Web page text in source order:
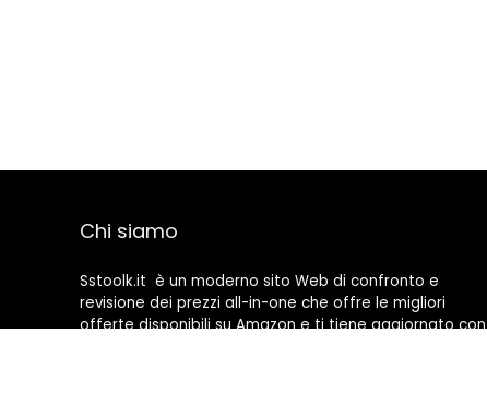
Chi siamo
Sstoolk.it è un moderno sito Web di confronto e
revisione dei prezzi all-in-one che offre le migliori
offerte disponibili su Amazon e ti tiene aggiornato con